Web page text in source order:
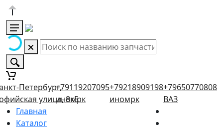
Петербург,
улица, 8к5
+79119207095
иномрк
+79218909198
иномрк
+79650770808
ВАЗ
Главная
Каталог